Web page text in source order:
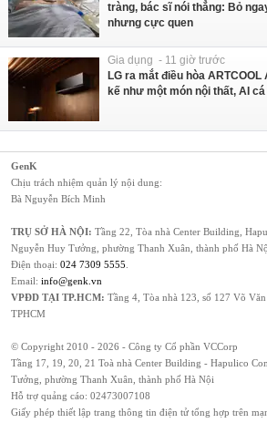
tràng, bác sĩ nói thẳng: Bỏ
nhưng cực quen
Gia dụng - 11 giờ trước
LG ra mắt điều hòa
kế như một món nội thất, AI
GenK
Chịu trách nhiệm quản lý nội dung:
Bà Nguyễn Bích Minh
TRỤ SỞ HÀ NỘI: Tầng 22, Tòa nhà Center Building,
Nguyễn Huy Tưởng, phường Thanh Xuân, thành phố Hà
Điện thoại: 024 7309 5555
Email: info@genk.vn
VPĐD TẠI TP.HCM: Tầng 4, Tòa nhà 123, số 127 Võ
TPHCM
© Copyright 2010 - 2026 - Công ty Cổ phần VCCorp
Tầng 17, 19, 20, 21 Toà nhà Center Building - Hapulico
Tưởng, phường Thanh Xuân, thành phố Hà Nội
Hỗ trợ quảng cáo: 02473007108
Giấy phép thiết lập trang thông tin điện tử tổng hợp trên